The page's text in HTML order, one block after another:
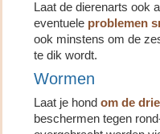
Laat de dierenarts ook
eventueleproblemen
ook minstens om de
te dik wordt.
Wormen
Laat je hond om de
beschermen tegen